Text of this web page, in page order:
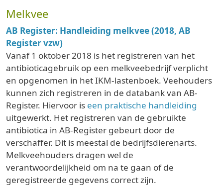
Melkvee
AB Register: Handleiding melkvee (2018, AB
Register vzw)
Vanaf 1 oktober 2018 is het registreren van het
antibioticagebruik op een melkveebedrijf verplicht
en opgenomen in het IKM-lastenboek. Veehouders
kunnen zich registreren in de databank van AB-
Register. Hiervoor is een praktische handleiding
uitgewerkt. Het registreren van de gebruikte
antibiotica in AB-Register gebeurt door de
verschaffer. Dit is meestal de bedrijfsdierenarts.
Melkveehouders dragen wel de
verantwoordelijkheid om na te gaan of de
geregistreerde gegevens correct zijn.